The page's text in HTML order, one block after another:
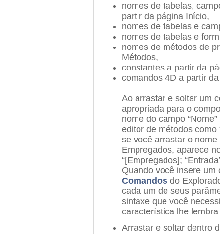
nomes de tabelas,
partir da página Início,
nomes de tabelas e
nomes de tabelas e
nomes de métodos de
Métodos,
constantes a partir da
comandos 4D a partir
Ao arrastar e soltar um
apropriada para o
nome do campo
editor de métodos como
se você arrastar o nome
Empregados, aparece
“[Empregados];
Quando você insere
Comandos do
cada um de seus
sintaxe que você
característica lhe
Arrastar e soltar dentro